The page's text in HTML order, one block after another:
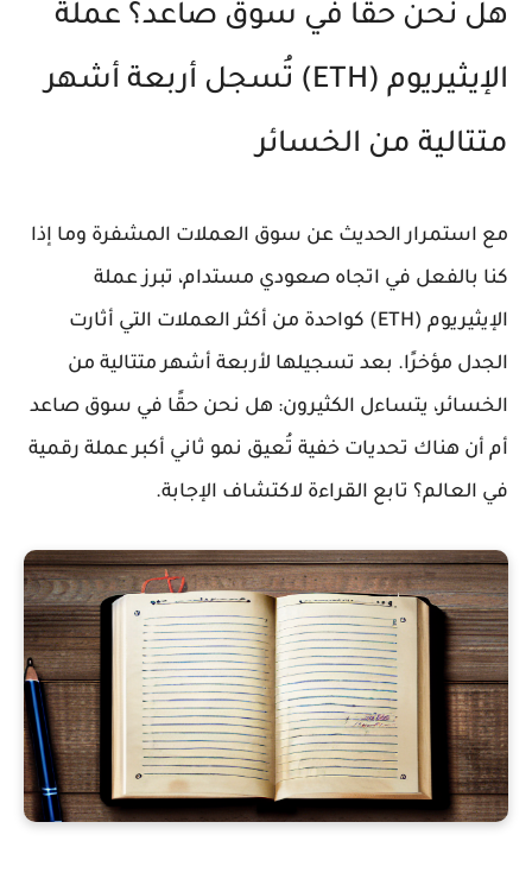
هل نحن حقا في سوق صاعد؟ عملة
الإيثيريوم (ETH) تُسجل أربعة أشهر
متتالية من الخسائر
مع استمرار الحديث عن سوق العملات المشفرة وما إذا
كنا بالفعل في اتجاه صعودي مستدام، تبرز عملة
الإيثيريوم (ETH) كواحدة من أكثر العملات التي أثارت
الجدل مؤخرًا. بعد تسجيلها لأربعة أشهر متتالية من
الخسائر، يتساءل الكثيرون: هل نحن حقًا في سوق صاعد
أم أن هناك تحديات خفية تُعيق نمو ثاني أكبر عملة رقمية
في العالم؟ تابع القراءة لاكتشاف الإجابة.